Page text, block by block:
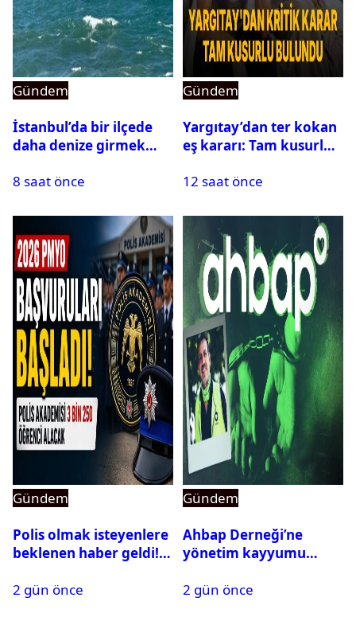
Gündem
İstanbul’da bir ilçede
daha denize girmek
8 saat önce
Gündem
Yargıtay’dan ter kokan
eş kararı: Tam kusurlu
12 saat önce
Gündem
Polis olmak isteyenlere
beklenen haber geldi!
2 gün önce
Gündem
Ahbap Derneği’ne
yönetim kayyumu
açıldı
2 gün önce